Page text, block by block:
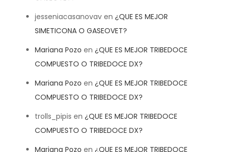
jesseniacasanovav en ¿QUE ES MEJOR
SIMETICONA O GASEOVET?
Mariana Pozo en ¿QUE ES MEJOR TRIBEDOCE
COMPUESTO O TRIBEDOCE DX?
Mariana Pozo en ¿QUE ES MEJOR TRIBEDOCE
COMPUESTO O TRIBEDOCE DX?
trolls_pipis en ¿QUE ES MEJOR TRIBEDOCE
COMPUESTO O TRIBEDOCE DX?
Mariana Pozo en ¿QUE ES MEJOR TRIBEDOCE